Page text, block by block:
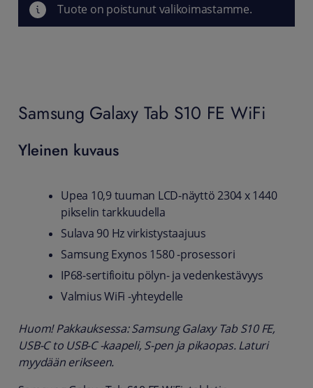
Tuote on poistunut valikoimastamme.
Samsung Galaxy Tab S10 FE WiFi
Yleinen kuvaus
Upea 10,9 tuuman LCD-näyttö 2304 x 1440
pikselin tarkkuudella
Sulava 90 Hz virkistystaajuus
Samsung Exynos 1580 -prosessori
IP68-sertifioitu pölyn- ja vedenkestävyys
Valmius WiFi -yhteydelle
Huom! Pakkauksessa: Samsung Galaxy Tab S10 FE,
USB-C to USB-C -kaapeli, S-pen ja pikaopas. Laturi
myydään erikseen.